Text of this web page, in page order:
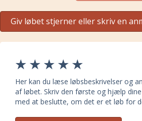
Giv løbet stjerner eller skriv en
Her kan du læse løbsbeskrivelser og
af løbet. Skriv den første og hjælp
med at beslutte, om det er et løb for